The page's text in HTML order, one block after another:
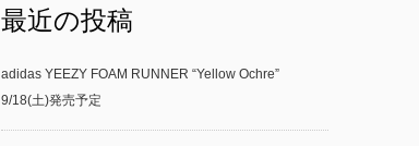
最近の投稿
adidas YEEZY FOAM RUNNER “Yellow Ochre”
9/18(土)発売予定